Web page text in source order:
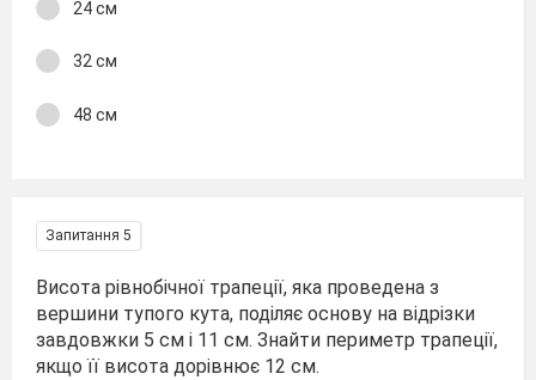
24 см
32 см
48 см
Запитання 5
Висота рівнобічної трапеції, яка проведена з
вершини тупого кута, поділяє основу на відрізки
завдовжки 5 см і 11 см. Знайти периметр трапеції,
якщо її висота дорівнює 12 см.